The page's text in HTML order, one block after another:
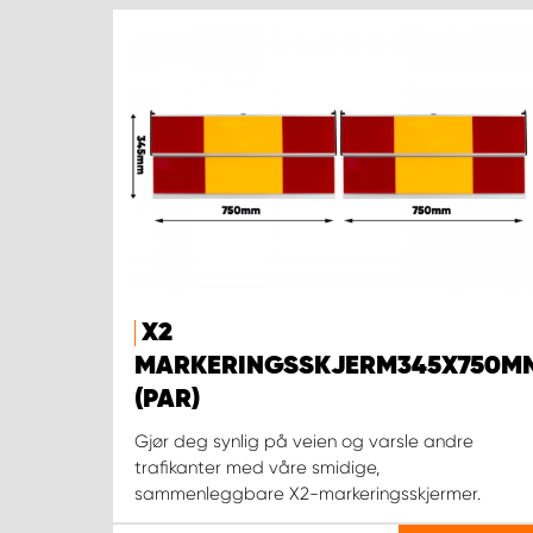
X2
(PAR)
Gjør deg synlig på veien og varsle andre
trafikanter med våre smidige,
sammenleggbare X2-markeringsskjermer.